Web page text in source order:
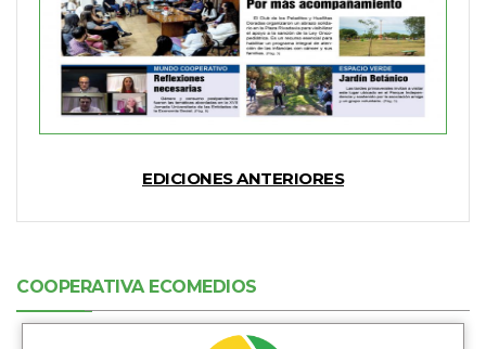
EDICIONES ANTERIORES
COOPERATIVA ECOMEDIOS